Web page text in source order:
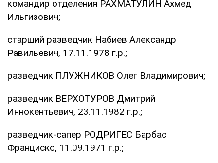
командир отделения РАХМАТУЛИН Ахмед
Ильгизович;
старший разведчик Набиев Александр
Равильевич, 17.11.1978 г.р.;
разведчик ПЛУЖНИКОВ Олег Владимирович;
разведчик ВЕРХОТУРОВ Дмитрий
Иннокентьевич, 23.11.1982 г.р.;
разведчик-сапер РОДРИГЕС Барбас
Франциско, 11.09.1971 г.р.;